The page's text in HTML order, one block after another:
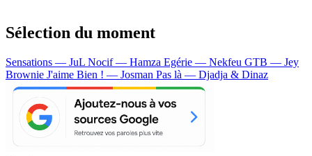
Sélection du moment
Sensations — JuL Nocif — Hamza Egérie — Nekfeu GTB — Jey
Brownie J'aime Bien ! — Josman Pas là — Djadja & Dinaz